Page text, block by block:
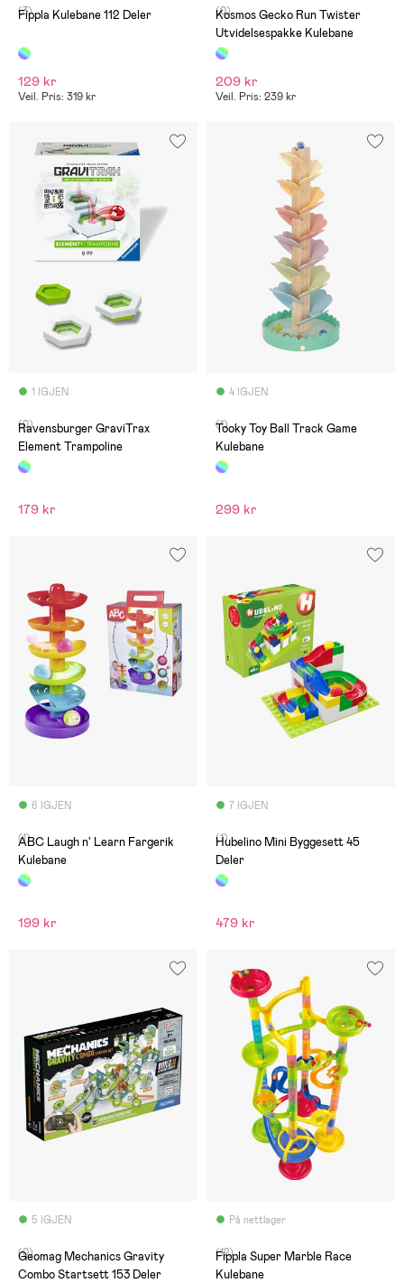
(3)
Fippla Kulebane 112 Deler
129 kr
Veil. Pris: 319 kr
(0)
Kosmos Gecko Run Twister
Utvidelsespakke Kulebane
209 kr
Veil. Pris: 239 kr
1 IGJEN
(0)
Ravensburger GraviTrax
Element Trampoline
179 kr
4 IGJEN
(1)
Tooky Toy Ball Track Game
Kulebane
299 kr
6 IGJEN
(1)
ABC Laugh n' Learn Fargerik
Kulebane
199 kr
7 IGJEN
(1)
Hubelino Mini Byggesett 45
Deler
479 kr
5 IGJEN
(0)
Geomag Mechanics Gravity
Combo Startsett 153 Deler
På nettlager
(12)
Fippla Super Marble Race
Kulebane